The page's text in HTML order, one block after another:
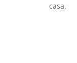
casa.